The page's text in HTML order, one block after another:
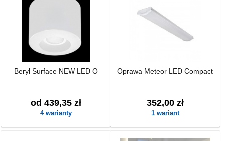
Beryl Surface NEW LED O
od 439,35 zł
4 warianty
Oprawa Meteor LED Compact
352,00 zł
1 wariant